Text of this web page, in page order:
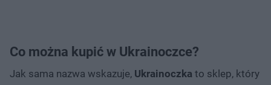
Co można kupić w Ukrainoczce?
Jak sama nazwa wskazuje, Ukrainoczka to sklep, który